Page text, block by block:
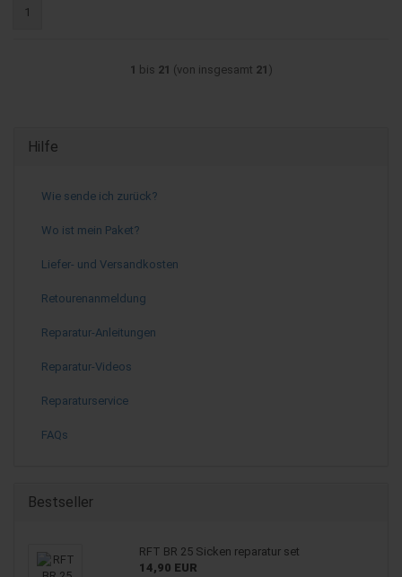
1
1 bis 21 (von insgesamt 21 )
Hilfe
Wie sende ich zurück?
Wo ist mein Paket?
Liefer- und Versandkosten
Retourenanmeldung
Reparatur-Anleitungen
Reparatur-Videos
Reparaturservice
FAQs
Bestseller
RFT BR 25 Sicken reparatur set
14,90 EUR